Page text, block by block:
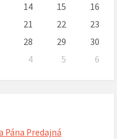
14 15
16
21 22
23
28 29
30
4 5
6
Predajná